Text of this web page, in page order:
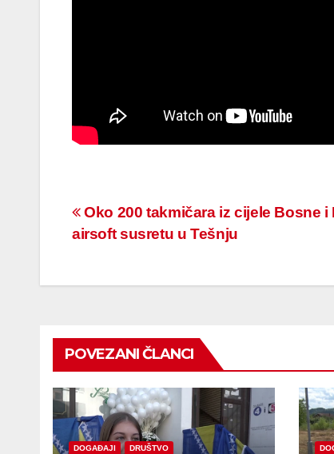
Navigacija
Oko 200 takmičara iz cijele Bosne i
airsoft susretu u Tešnju
POVEZANI ČLANCI
DOGAĐAJI DRUŠTVO